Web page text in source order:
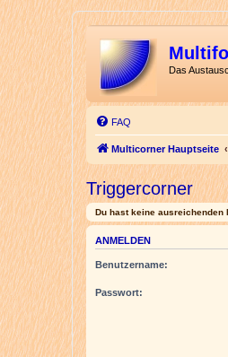
Das
FAQ
Multicorner Hauptseite
Triggercorner
Du hast keine ausreichenden
ANMELDEN
Benutzername:
Passwort: